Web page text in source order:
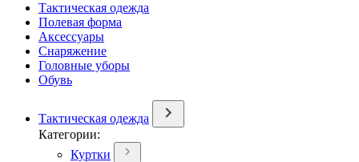
Тактическая одежда
Полевая форма
Аксессуары
Снаряжение
Головные уборы
Обувь
Тактическая одежда
Категории:
Куртки